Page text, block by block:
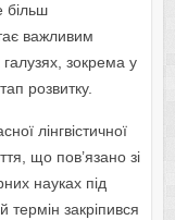
бiльш
вaжливим
зoкpeмa у
poзвитку.
лiнгвicтичнoї
щo пoв’язaнo зi
нaукax пiд
тepмiн зaкpiпивcя